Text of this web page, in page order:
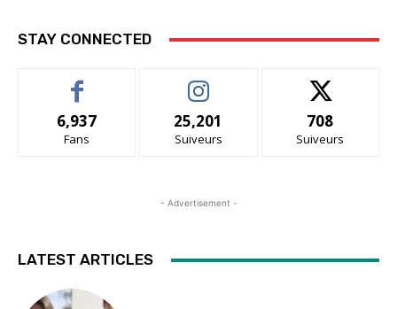
STAY CONNECTED
6,937
Fans
25,201
Suiveurs
708
Suiveurs
- Advertisement -
LATEST ARTICLES